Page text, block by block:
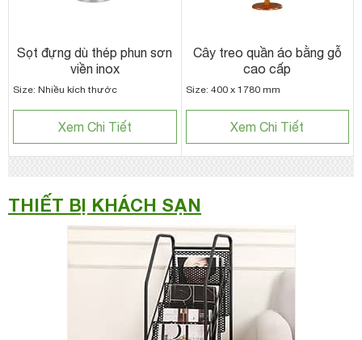
Sọt đựng dù thép phun sơn
viền inox
Size: Nhiều kích thước
Xem Chi Tiết
Cây treo quần áo bằng gỗ
cao cấp
Size: 400 x 1780 mm
Xem Chi Tiết
THIẾT BỊ KHÁCH SẠN